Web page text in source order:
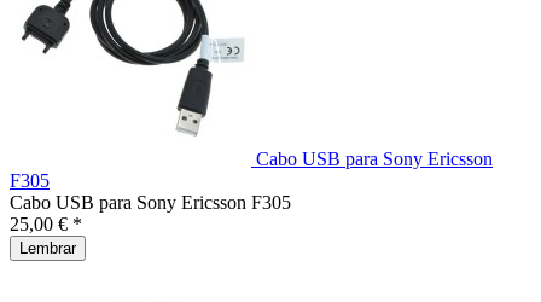
Cabo USB para Sony Ericsson
F305
Cabo USB para Sony Ericsson F305
25,00 € *
Lembrar